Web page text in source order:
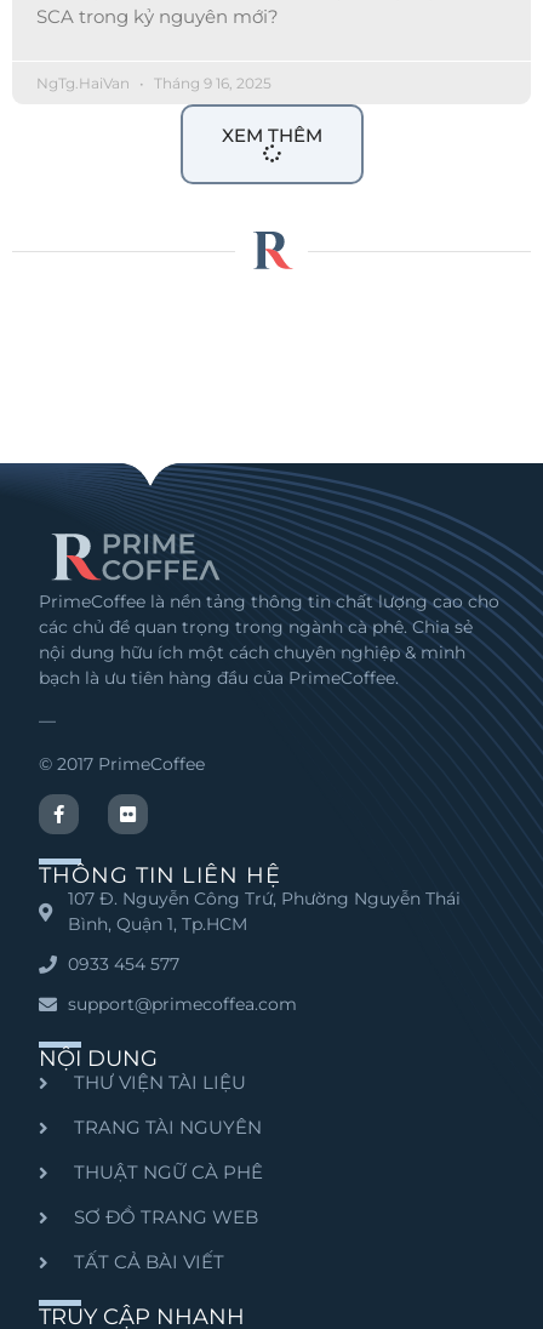
SCA trong kỷ nguyên mới?
NgTg.HaiVan Tháng 9 16, 2025
XEM THÊM
PrimeCoffee là nền tảng thông tin chất lượng cao cho
các chủ đề quan trọng trong ngành cà phê. Chia sẻ
nội dung hữu ích một cách chuyên nghiệp & minh
bạch là ưu tiên hàng đầu của PrimeCoffee.
—
© 2017 PrimeCoffee
THÔNG TIN LIÊN HỆ
107 Đ. Nguyễn Công Trứ, Phường Nguyễn Thái
Bình, Quận 1, Tp.HCM
0933 454 577
support@primecoffea.com
NỘI DUNG
THƯ VIỆN TÀI LIỆU
TRANG TÀI NGUYÊN
THUẬT NGỮ CÀ PHÊ
SƠ ĐỒ TRANG WEB
TẤT CẢ BÀI VIẾT
TRUY CẬP NHANH